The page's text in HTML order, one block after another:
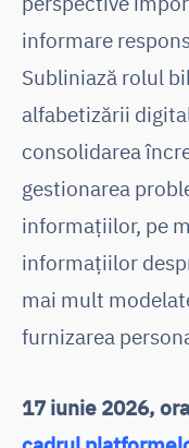
informare
Subliniază rolul
alfabetizării
consolidarea
gestionarea
informațiilor, pe
informațiilor
mai mult
furnizarea
17 iunie 2026,